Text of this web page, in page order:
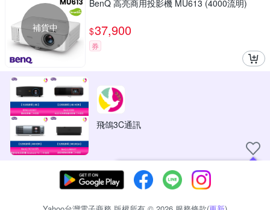
補貨中
BenQ 高亮商用投影機 MU613 (4000流明)
$37,900
券
飛鴿3C通訊
現在可以追蹤你喜愛的商店！